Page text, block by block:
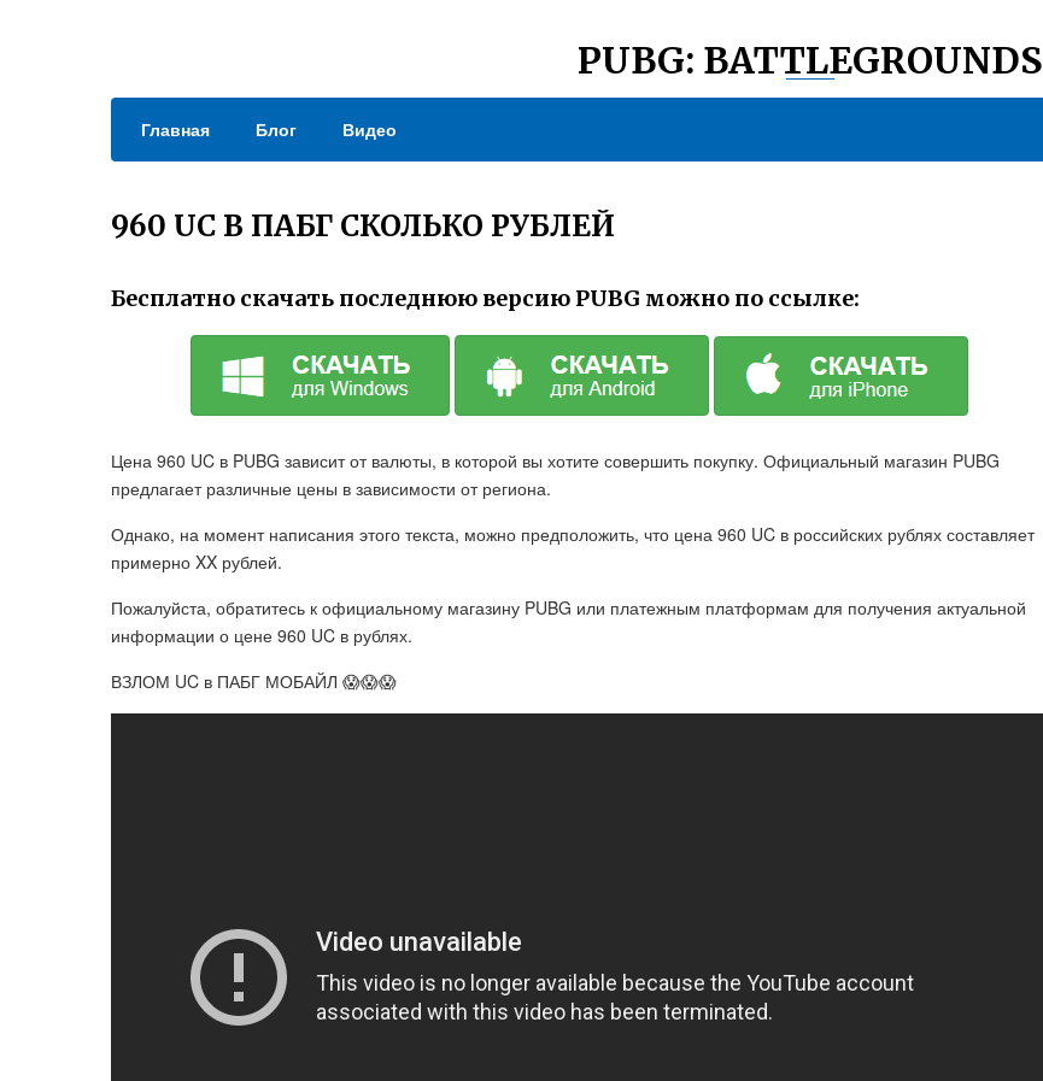
PUBG: BATTLEGROUNDS
Главная Блог Видео
960 UC В ПАБГ СКОЛЬКО РУБЛЕЙ
Бесплатно скачать последнюю версию PUBG можно по ссылке:
Цена 960 UC в PUBG зависит от валюты, в которой вы хотите совершить покупку. Официальный магазин PUBG
предлагает различные цены в зависимости от региона.
Однако, на момент написания этого текста, можно предположить, что цена 960 UC в российских рублях составляет
примерно XX рублей.
Пожалуйста, обратитесь к официальному магазину PUBG или платежным платформам для получения актуальной
информации о цене 960 UC в рублях.
ВЗЛОМ UC в ПАБГ МОБАЙЛ 😱😱😱